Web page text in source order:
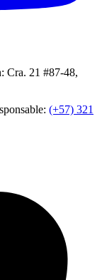
Cra. 21 #87-48,
(+57) 321